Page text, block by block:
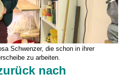
Schwenzer, die schon in ihrer
zu arbeiten.
nach